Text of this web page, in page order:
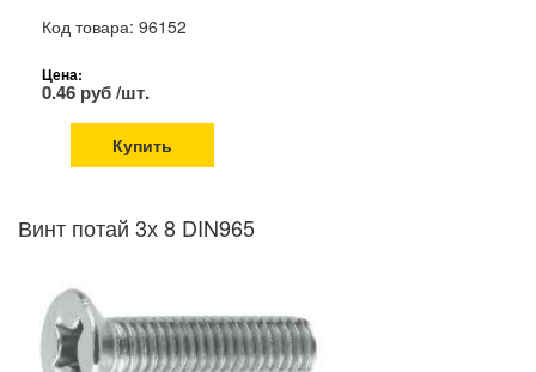
Код товара: 96152
Цена:
0.46 руб /шт.
Купить
Винт потай 3х 8 DIN965